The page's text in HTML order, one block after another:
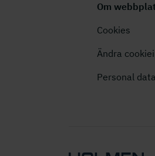
Om
Cookies
Ändra
Personal